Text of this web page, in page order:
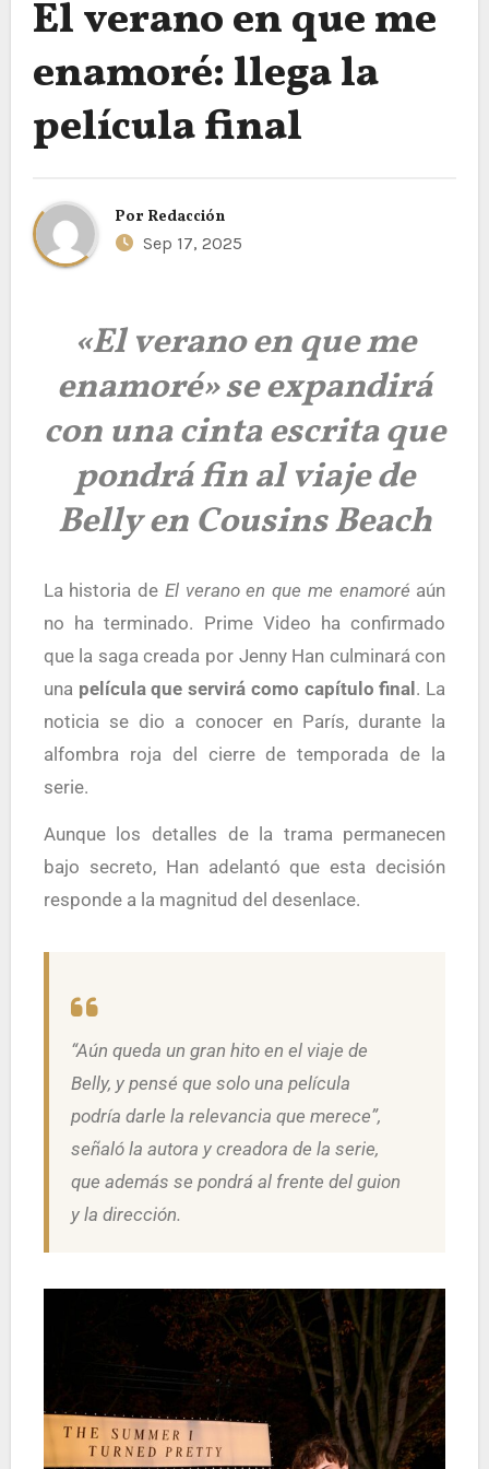
El verano en que me
enamoré: llega la
película final
Por Redacción
Sep 17, 2025
«El verano en que me
enamoré» se expandirá
con una cinta escrita que
pondrá fin al viaje de
Belly en Cousins Beach
La historia de El verano en que me enamoré aún
no ha terminado. Prime Video ha confirmado
que la saga creada por Jenny Han culminará con
una película que servirá como capítulo final . La
noticia se dio a conocer en París, durante la
alfombra roja del cierre de temporada de la
serie.
Aunque los detalles de la trama permanecen
bajo secreto, Han adelantó que esta decisión
responde a la magnitud del desenlace.
“Aún queda un gran hito en el viaje de
Belly, y pensé que solo una película
podría darle la relevancia que merece”,
señaló la autora y creadora de la serie,
que además se pondrá al frente del guion
y la dirección.